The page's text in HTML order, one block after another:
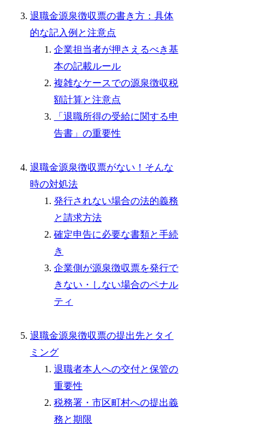
退職金源泉徴収票の書き方：具体
的な記入例と注意点
企業担当者が押さえるべき基
本の記載ルール
複雑なケースでの源泉徴収税
額計算と注意点
「退職所得の受給に関する申
告書」の重要性
退職金源泉徴収票がない！そんな
時の対処法
発行されない場合の法的義務
と請求方法
確定申告に必要な書類と手続
き
企業側が源泉徴収票を発行で
きない・しない場合のペナル
ティ
退職金源泉徴収票の提出先とタイ
ミング
退職者本人への交付と保管の
重要性
税務署・市区町村への提出義
務と期限